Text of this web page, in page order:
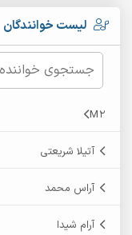
لیست خوانندگان
M2
آتیلا شریعتی
آراس محمد
آرام شیدا